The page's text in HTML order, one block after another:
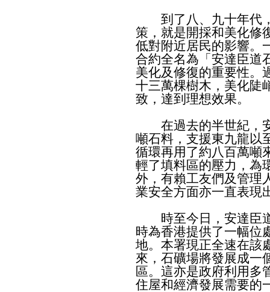
到了八、九十年代，
策，就是開採和美化修
低對附近居民的影響。
合約全名為「安達臣道
美化及修復的重要性。
十三萬棵樹木，美化陡
致，達到理想效果。
在過去的半世紀，安
噸石料，支援東九龍以
循環再用了約八百萬噸
輕了填料區的壓力，為
外，有賴工友們及管理
業安全方面亦一直表現
時至今日，安達臣道
時為香港提供了一幅位
地。本署現正全速在該
來，石礦場將發展成一
區。這亦是政府利用多
住屋和經濟發展需要的